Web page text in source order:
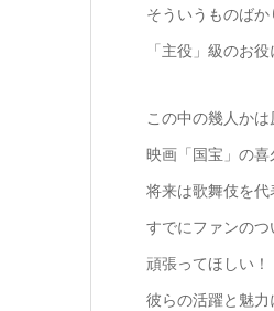
そういうものばか
「主役」級のお役
この中の幾人かは
映画「国宝」の喜
将来は歌舞伎を代
すでにファンのつ
頑張ってほしい！
彼らの活躍と魅力